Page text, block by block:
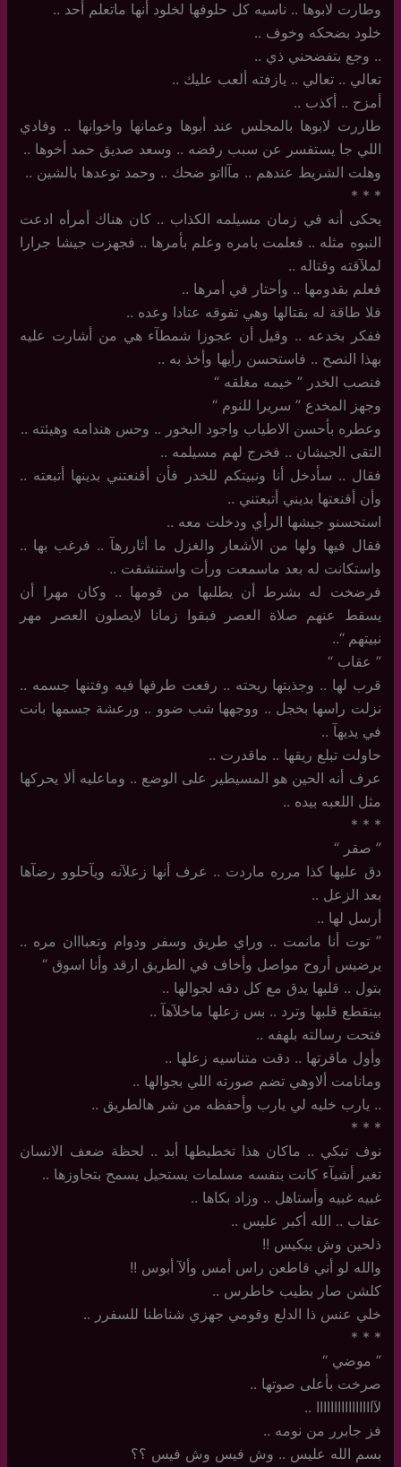
وطارت لابوها .. ناسيه كل حلوفها لخلود أنها ماتعلم أحد ..
خلود بضحكه وخوف ..
.. وجع بتفضحني ذي ..
تعالي .. تعالي .. يازفته ألعب عليك ..
أمزح .. أكذب ..
طاررت لابوها بالمجلس عند أبوها وعمانها واخوانها .. وفادي
اللي جا يستفسر عن سبب رفضه .. وسعد صديق حمد أخوها ..
وهلت الشريط عندهم .. مآااتو ضحك .. وحمد توعدها بالشين ..
‏*‏ * *
يحكى أنه في زمان مسيلمه الكذاب ‏.. كان هناك أمرأه ادعت
النبوه مثله .. فعلمت بامره وعلم بأمرها .. فجهزت جيشا جرارا
لملآقته وقتاله ..
فعلم بقدومها .. وأحتار في أمرها ..
فلا طاقة له بقتالها وهي تفوقه عتادا وعده ..
ففكر بخدعه .. وقيل أن عجوزا شمطآء هي من أشارت عليه
بهذا النصح .. فاستحسن رأيها وأخذ به ..
فنصب الخدر ” خيمه مغلقه “
وجهز المخدع ” سريرا للنوم “
وعطره بأحسن الاطياب واجود البخور .. وحس هندامه وهيئته ..
التقى الجيشان .. فخرج لهم مسيلمه .. ‏
فقال .. سأدخل أنا ونبيتكم للخدر فأن أقنعتني بدينها أتبعته ..
وأن أقنعتها بديني أتبعتني ..
استحسنو جيشها الرأي ودخلت معه ..
فقال فيها ولها من الأشعار والغزل ما أثاررهآ .. فرغب بها ..
واستكانت له بعد ماسمعت ورأت واستنشقت ..
فرضخت له بشرط أن يطلبها من قومها .. وكان مهرا أن
يسقط عنهم صلاة العصر فبقوا زمانا لايصلون العصر مهر
نبيتهم “..
‏”‏ عقاب “
قرب لها .. وجذبتها ريحته .. رفعت طرفها فيه وفتنها جسمه ..
نزلت راسها بخجل .. ووجهها شب ضوو .. ورعشة جسمها بانت
في يديهآ ..
حاولت تبلع ريقها .. ماقدرت ..
عرف أنه الحين هو المسيطير على الوضع .. وماعليه ألا يحركها
مثل اللعبه بيده ..
‏*‏ * *
‏”‏ صقر “
دق عليها كذا مرره ماردت .. عرف أنها زعلآنه ويآحلوو رضآها
بعد الزعل ..
أرسل لها ..
‏”‏ توت أنا مانمت .. وراي طريق وسفر ودوام وتعبااان مره ..
يرضيس أروح مواصل وأخاف في الطريق ارقد وأنا اسوق “
بتول .. قلبها يدق مع كل دقه لجوالها ..
بينقطع قلبها وترد .. بس زعلها ماخلآهآ ..
فتحت رسالته بلهفه ..
وأول ماقرتها .. دقت متناسيه زعلها ..
ومانامت ألاوهي تضم صورته اللي بجوالها ..
..‏ يارب خليه لي يارب وأحفظه من شر هالطريق ..
‏*‏ * *
نوف تبكي .. ماكان هذا تخطيطها أبد .. لحظة ضعف الانسان
تغير أشيآء كانت بنفسه مسلمات يستحيل يسمح بتجاوزها ..
غبيه غبيه وأستاهل .. وزاد بكاها ..
عقاب ‏.. الله أكبر عليس ..
ذلحين وش يبكيس !!
والله لو أني قاطعن راس أمس وألآ أبوس !!
كلشن صار بطيب خاطرس ..
خلي عنس ذا الدلع وقومي جهزي شناطنا للسفرر ..
‏*‏ * *
‏”‏ موضي “
صرخت بأعلى صوتها ..
لآاااااااااااااااا ..
فز جابرر من نومه ..
بسم الله عليس .. وش فيس وش فيس ؟؟